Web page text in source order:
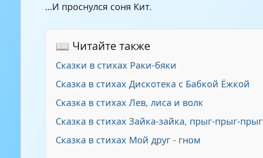
…И проснулся соня Кит.
📖 Читайте также
Сказки в стихах Раки-бяки
Сказка в стихах Дискотека с Бабкой Ёжкой
Сказка в стихах Лев, лиса и волк
Сказка в стихах Зайка-зайка, прыг-прыг-прыг
Сказка в стихах Мой друг - гном